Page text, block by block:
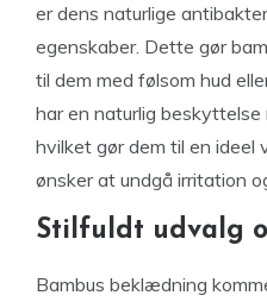
er dens naturlige
egenskaber. Dette gør
til dem med følsom hud
har en naturlig
hvilket gør dem til en ideel
ønsker at undgå irritation
Stilfuldt udvalg
Bambus beklædning